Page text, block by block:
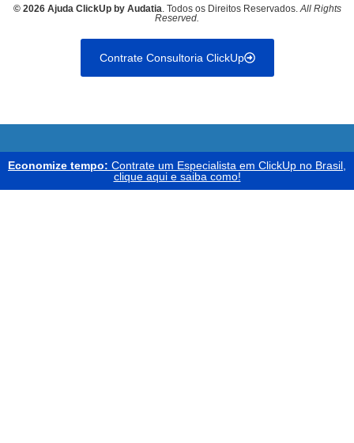
© 2026 Ajuda ClickUp by Audatia . Todos os Direitos Reservados. All Rights
Reserved.
Contrate Consultoria ClickUp
Economize tempo: Contrate um Especialista em ClickUp no Brasil,
clique aqui e saiba como!